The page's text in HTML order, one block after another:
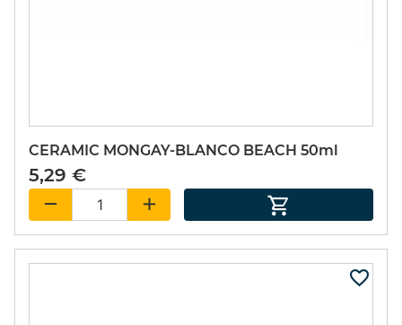
CERAMIC MONGAY-BLANCO BEACH 50ml
5,29 €